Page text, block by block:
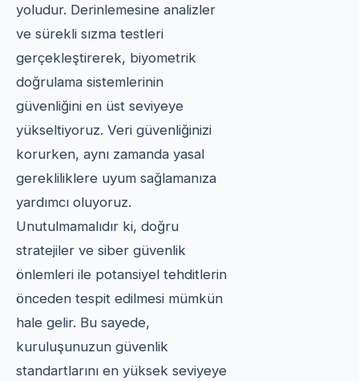
yoludur. Derinlemesine analizler
ve sürekli sızma testleri
gerçekleştirerek, biyometrik
doğrulama sistemlerinin
güvenliğini en üst seviyeye
yükseltiyoruz. Veri güvenliğinizi
korurken, aynı zamanda yasal
gerekliliklere uyum sağlamanıza
yardımcı oluyoruz.
Unutulmamalıdır ki, doğru
stratejiler ve siber güvenlik
önlemleri ile potansiyel tehditlerin
önceden tespit edilmesi mümkün
hale gelir. Bu sayede,
kuruluşunuzun güvenlik
standartlarını en yüksek seviyeye